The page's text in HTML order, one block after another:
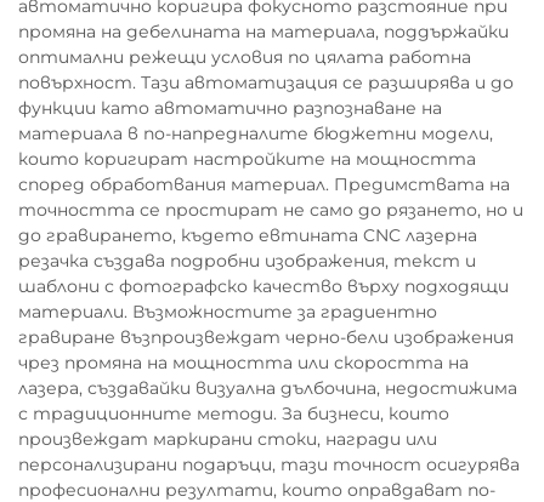
автоматично коригира фокусното разстояние при
промяна на дебелината на материала, поддържайки
оптимални режещи условия по цялата работна
повърхност. Тази автоматизация се разширява и до
функции като автоматично разпознаване на
материала в по-напредналите бюджетни модели,
които коригират настройките на мощността
според обработвания материал. Предимствата на
точността се простират не само до рязането, но и
до гравирането, където евтината CNC лазерна
резачка създава подробни изображения, текст и
шаблони с фотографско качество върху подходящи
материали. Възможностите за градиентно
гравиране възпроизвеждат черно-бели изображения
чрез промяна на мощността или скоростта на
лазера, създавайки визуална дълбочина, недостижима
с традиционните методи. За бизнеси, които
произвеждат маркирани стоки, награди или
персонализирани подаръци, тази точност осигурява
професионални резултати, които оправдават по-